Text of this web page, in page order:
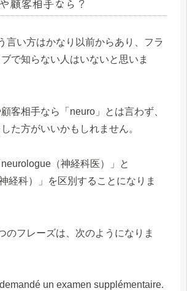
言い方はかなり以前からあり、フラ
で知らない人はいないと思いま
客相手なら「neuro」とは言わず、
た方がいいかもしれません。
（神経科医）」と
経科）」を区別することになりま
のフレーズは、次のようになりま
un examen supplémentaire.